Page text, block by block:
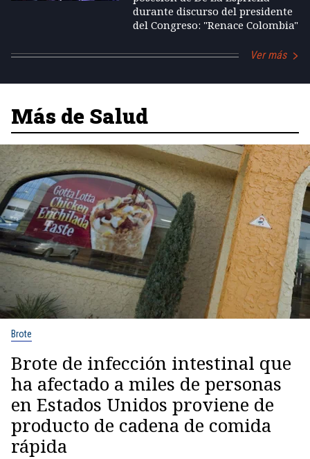
durante discurso del presidente
del Congreso: "Renace Colombia"
Ver más
Más de Salud
Brote
Brote de infección intestinal que
ha afectado a miles de personas
en Estados Unidos proviene de
producto de cadena de comida
rápida